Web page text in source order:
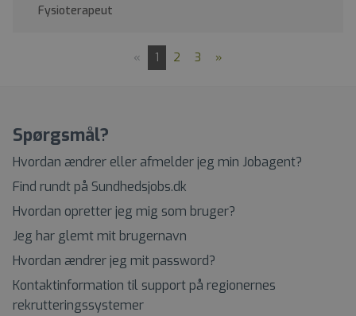
Fysioterapeut
« 1 2 3 »
Spørgsmål?
Hvordan ændrer eller afmelder jeg min Jobagent?
Find rundt på Sundhedsjobs.dk
Hvordan opretter jeg mig som bruger?
Jeg har glemt mit brugernavn
Hvordan ændrer jeg mit password?
Kontaktinformation til support på regionernes
rekrutteringssystemer